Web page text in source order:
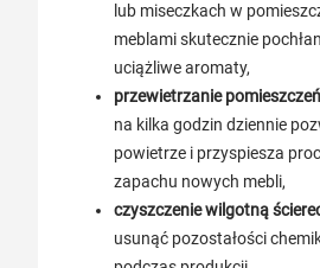
lub miseczkach w
meblami skutecznie
uciążliwe aromaty,
przewietrzanie pomieszczeń
na kilka godzin dziennie
powietrze i przyspiesza
zapachu nowych mebli,
czyszczenie wilgotną
usunąć pozostałości